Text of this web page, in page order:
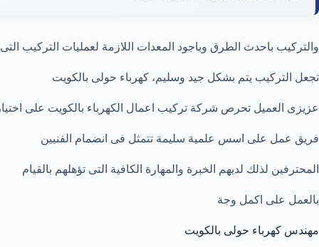
والتركيب باحدث الطرق وباجود المعدات اللازمة لعمليات التركيب التى
تجعل التركيب يتم بشكل جيد وسليم، كهرباء حولى بالكويت
عزيزى العميل تحرص شركة تركيب اعمال الكهرباء بالكويت على اختيار
فريق عمل على اسس علمية سليمة تتمثل فى انضمام الفنيين
المحترفين لذلك لديهم الخبرة والمهارة الكافية التى تؤهلهم بالقيام
بالعمل على اكمل وجة
مهندس كهرباء حولى بالكويت